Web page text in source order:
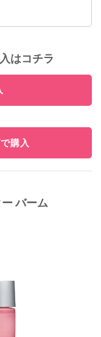
はコチラ
購入
バーム